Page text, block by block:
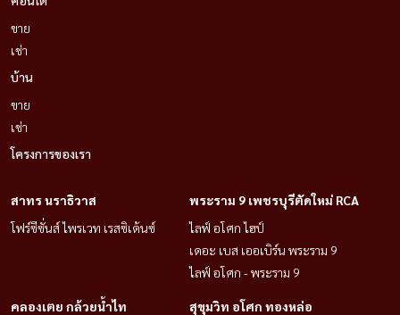
ขาย
เช่า
บ้าน
ขาย
เช่า
โครงการของเรา
สาทร นราธิวาส
โฟร์ซีซั่นส์ ไพรเวท เรสซิเด้นซ์
พระราม 9 เพชรบุรีตัดใหม่ RCA
ไลฟ์ อโศก ไฮป์
เดอะ เบส เออเบิร์น พระราม 9
ไลฟ์ อโศก - พระราม 9
คลองเตย กล้วยน้ำไท
สุขุมวิท อโศก ทองหล่อ